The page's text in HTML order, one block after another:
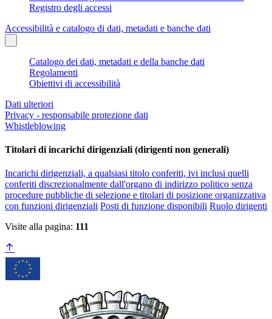
Registro degli accessi
Accessibilità e catalogo di dati, metadati e banche dati
Catalogo dei dati, metadati e della banche dati
Regolamenti
Obiettivi di accessibilità
Dati ulteriori
Privacy - responsabile protezione dati
Whistleblowing
Titolari di incarichi dirigenziali (dirigenti non generali)
Incarichi dirigenziali, a qualsiasi titolo conferiti, ivi inclusi quelli
conferiti discrezionalmente dall'organo di indirizzo politico senza
procedure pubbliche di selezione e titolari di posizione organizzativa
con funzioni dirigenziali Posti di funzione disponibili Ruolo dirigenti
Visite alla pagina: 111